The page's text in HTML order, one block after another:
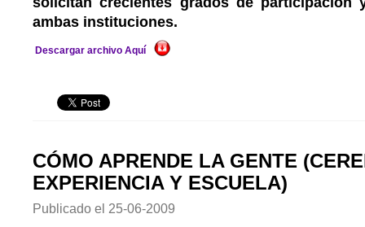
ambas instituciones.
Descargar archivo Aquí
CÓMO APRENDE LA GENTE
EXPERIENCIA Y ESCUELA)
Publicado el 25-06-2009